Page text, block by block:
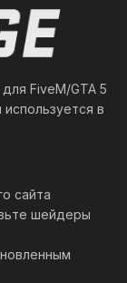
FiveM/GTA 5
в
сайта
шейдеры